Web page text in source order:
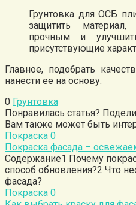
Грунтовка для ОСБ
защитить
прочным и
присутствующие
Главное, подобрать
нанести ее на основу.
0 Грунтовка
Понравилась статья?
Вам также может быть
Покраска 0
Покраска фасада –
Содержание1 Почему
способ обновления?2 Что
фасада?
Покраска 0